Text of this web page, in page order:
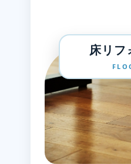
床リフ